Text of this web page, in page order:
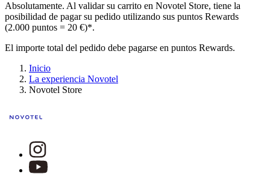
Absolutamente. Al validar su carrito en Novotel Store, tiene la
posibilidad de pagar su pedido utilizando sus puntos Rewards
(2.000 puntos = 20 €)*.
El importe total del pedido debe pagarse en puntos Rewards.
Inicio
La experiencia Novotel
Novotel Store